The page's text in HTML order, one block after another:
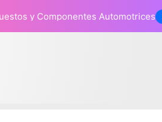
y Componentes Automotrices